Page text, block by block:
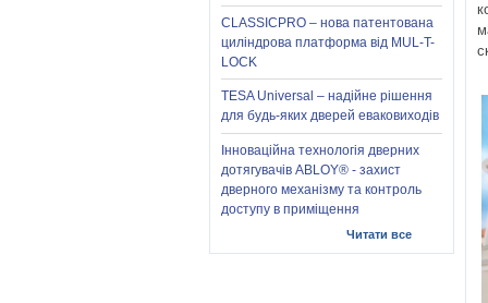
CLASSICPRO – нова патентована
циліндрова платформа від MUL-T-
LOCK
TESA Universal – надійне рішення
для будь-яких дверей еваковиходів
Інноваційна технологія дверних
дотягувачів ABLOY® - захист
дверного механізму та контроль
доступу в приміщення
Читати все